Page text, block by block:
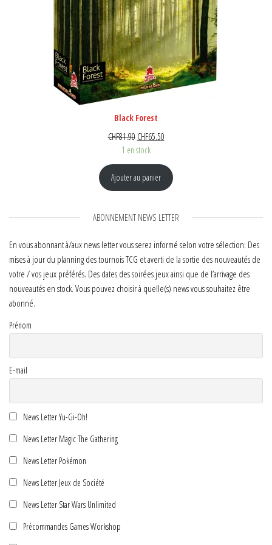
Black Forest
CHF81.90 Le prix initial était : CHF81.90.
CHF65.50Le prix actuel est : CHF65.50.
1 en stock
Ajouter au panier
ABONNEMENT NEWS LETTER
En vous abonnant à/aux news letter vous serez informé selon votre sélection: Des
mises à jour du planning des tournois TCG et averti de la sortie des nouveautés de
votre / vos jeux préférés. Des dates des soirées jeux ainsi que de l’arrivage des
nouveautés en stock. Vous pouvez choisir à quelle(s) news vous souhaitez être
abonné.
Prénom
E-mail
News Letter Yu-Gi-Oh!
News Letter Magic The Gathering
News Letter Pokémon
News Letter Jeux de Société
News Letter Star Wars Unlimited
Précommandes Games Workshop